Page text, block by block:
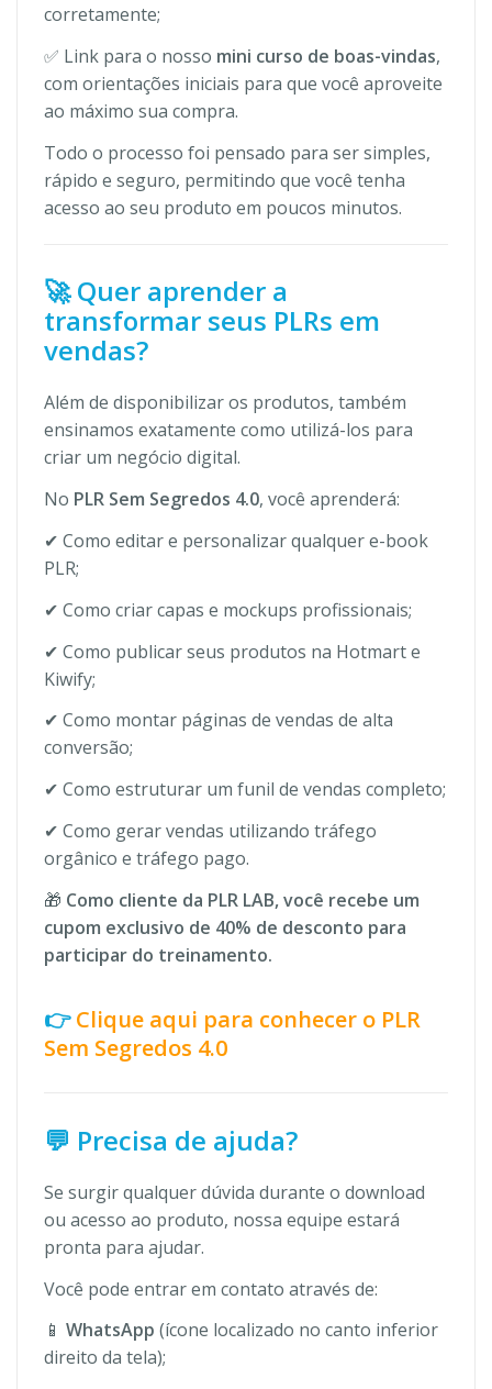
corretamente;
✅ Link para o nosso mini curso de boas-vindas,
com orientações iniciais para que você aproveite
ao máximo sua compra.
Todo o processo foi pensado para ser simples,
rápido e seguro, permitindo que você tenha
acesso ao seu produto em poucos minutos.
🚀 Quer aprender a
transformar seus PLRs em
vendas?
Além de disponibilizar os produtos, também
ensinamos exatamente como utilizá-los para
criar um negócio digital.
No PLR Sem Segredos 4.0, você aprenderá:
✔ Como editar e personalizar qualquer e-book
PLR;
✔ Como criar capas e mockups profissionais;
✔ Como publicar seus produtos na Hotmart e
Kiwify;
✔ Como montar páginas de vendas de alta
conversão;
✔ Como estruturar um funil de vendas completo;
✔ Como gerar vendas utilizando tráfego
orgânico e tráfego pago.
🎁 Como cliente da PLR LAB, você recebe um
cupom exclusivo de 40% de desconto para
participar do treinamento.
👉 Clique aqui para conhecer o PLR
Sem Segredos 4.0
💬 Precisa de ajuda?
Se surgir qualquer dúvida durante o download
ou acesso ao produto, nossa equipe estará
pronta para ajudar.
Você pode entrar em contato através de:
📱 WhatsApp (ícone localizado no canto inferior
direito da tela);